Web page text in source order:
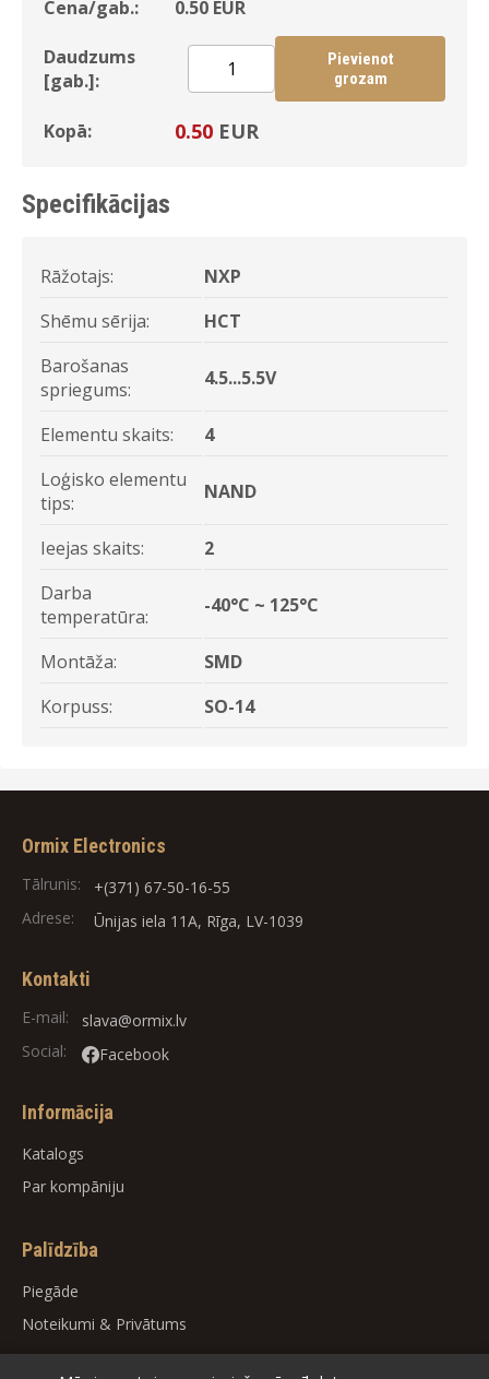
Cena/gab.: 0.50 EUR
Daudzums
[gab.]:
Pievienot
grozam
Kopā: 0.50 EUR
Specifikācijas
Rāžotajs:
NXP
Shēmu sērija:
HCT
Barošanas
spriegums:
4.5...5.5V
Elementu skaits:
4
Loģisko elementu
tips:
NAND
Ieejas skaits:
2
Darba
temperatūra:
-40°C ~ 125°C
Montāža:
SMD
Korpuss:
SO-14
Ormix Electronics
Tālrunis:
+(371) 67-50-16-55
Adrese:
Ūnijas iela 11A, Rīga, LV-1039
Kontakti
E-mail:
slava@ormix.lv
Social:
Facebook
Informācija
Katalogs
Par kompāniju
Palīdzība
Piegāde
Noteikumi & Privātums